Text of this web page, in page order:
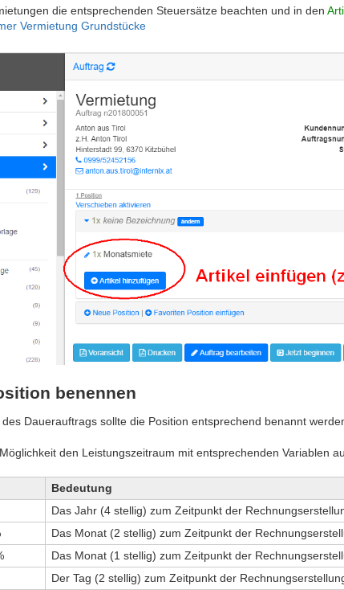
die entsprechenden Steuersätze beachten und in den
Vermietung Grundstücke
benennen
Dauerauftrags sollte die Position entsprechend benannt
den Leistungszeitraum mit entsprechenden Variablen
Bedeutung
Das Jahr (4 stellig) zum Zeitpunkt der
Das Monat (2 stellig) zum Zeitpunkt der
Das Monat (1 stellig) zum Zeitpunkt der
Der Tag (2 stellig) zum Zeitpunkt der